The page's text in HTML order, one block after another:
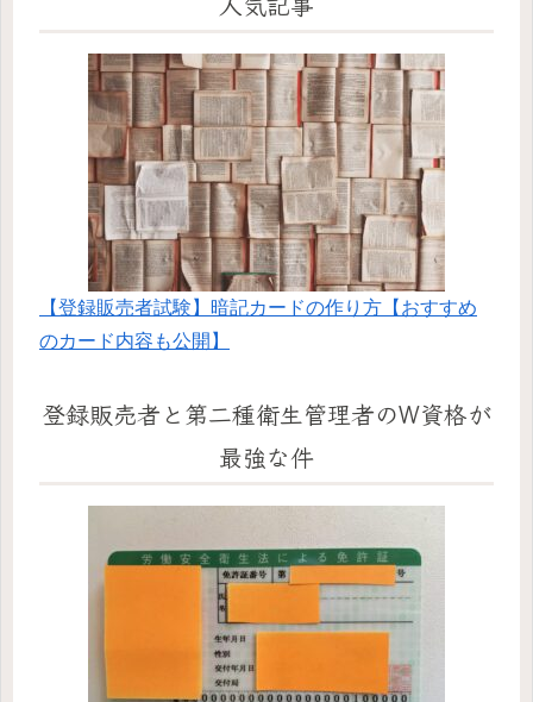
【登録販売者試験】暗記カードの作り方【おすすめ
のカード内容も公開】
登録販売者と第二種衛生管理者のW資格が
最強な件